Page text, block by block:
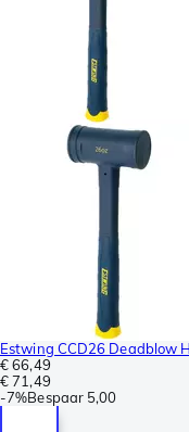
Estwing CCD26 Deadblow
€ 66,49
€ 71,49
-7%Bespaar 5,00